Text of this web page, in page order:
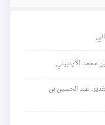
محمد الأردبيلي
عبد الحسين بن